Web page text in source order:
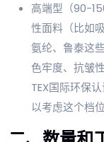
高端型（90-
性面料（比如
氨纶、鲁泰这
色牢度、抗皱
TEX国际环保
以考虑这个档位